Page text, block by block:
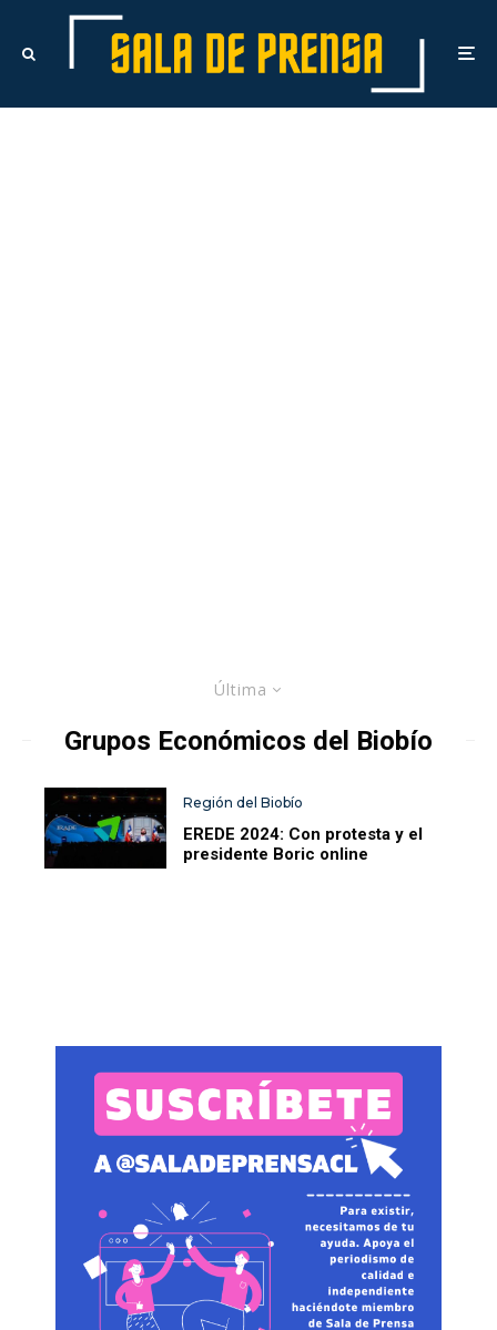
Última
Grupos Económicos del Biobío
Región del Biobío
EREDE 2024: Con protesta y el
presidente Boric online